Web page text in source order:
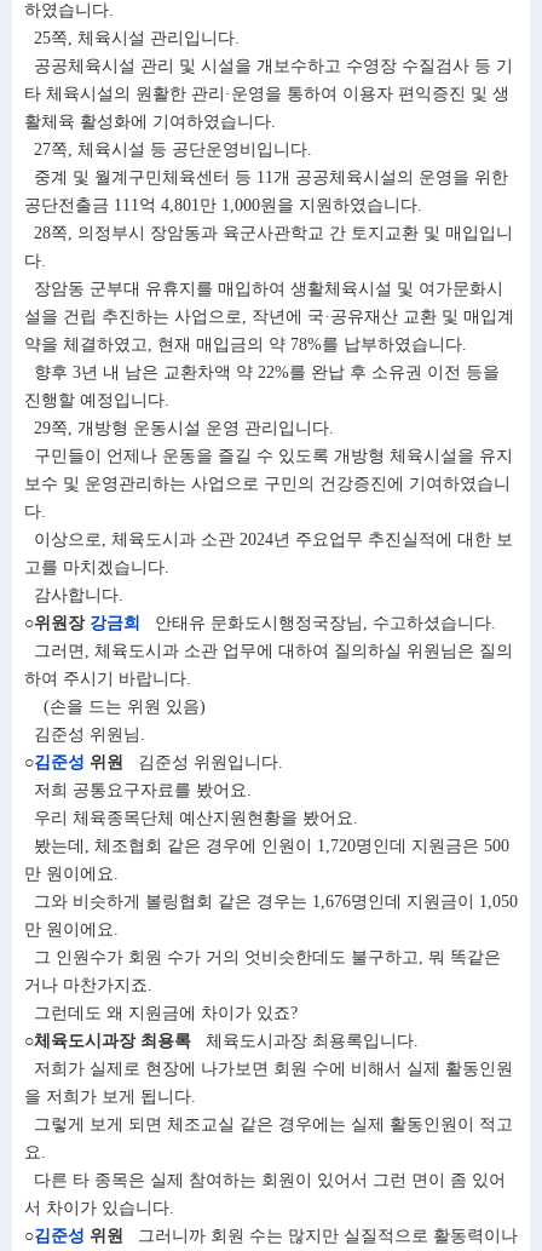
하였습니다.
25쪽, 체육시설 관리입니다.
공공체육시설 관리 및 시설을 개보수하고 수영장 수질검사 등 기
타 체육시설의 원활한 관리·운영을 통하여 이용자 편익증진 및 생
활체육 활성화에 기여하였습니다.
27쪽, 체육시설 등 공단운영비입니다.
중계 및 월계구민체육센터 등 11개 공공체육시설의 운영을 위한
공단전출금 111억 4,801만 1,000원을 지원하였습니다.
28쪽, 의정부시 장암동과 육군사관학교 간 토지교환 및 매입입니
다.
장암동 군부대 유휴지를 매입하여 생활체육시설 및 여가문화시
설을 건립 추진하는 사업으로, 작년에 국·공유재산 교환 및 매입계
약을 체결하였고, 현재 매입금의 약 78%를 납부하였습니다.
향후 3년 내 남은 교환차액 약 22%를 완납 후 소유권 이전 등을
진행할 예정입니다.
29쪽, 개방형 운동시설 운영 관리입니다.
구민들이 언제나 운동을 즐길 수 있도록 개방형 체육시설을 유지
보수 및 운영관리하는 사업으로 구민의 건강증진에 기여하였습니
다.
이상으로, 체육도시과 소관 2024년 주요업무 추진실적에 대한 보
고를 마치겠습니다.
감사합니다.
○위원장 강금희
안태유 문화도시행정국장님, 수고하셨습니다.
그러면, 체육도시과 소관 업무에 대하여 질의하실 위원님은 질의
하여 주시기 바랍니다.
(손을 드는 위원 있음)
김준성 위원님.
○김준성 위원
김준성 위원입니다.
저희 공통요구자료를 봤어요.
우리 체육종목단체 예산지원현황을 봤어요.
봤는데, 체조협회 같은 경우에 인원이 1,720명인데 지원금은 500
만 원이에요.
그와 비슷하게 볼링협회 같은 경우는 1,676명인데 지원금이 1,050
만 원이에요.
그 인원수가 회원 수가 거의 엇비슷한데도 불구하고, 뭐 똑같은
거나 마찬가지죠.
그런데도 왜 지원금에 차이가 있죠?
○체육도시과장 최용록 체육도시과장 최용록입니다.
저희가 실제로 현장에 나가보면 회원 수에 비해서 실제 활동인원
을 저희가 보게 됩니다.
그렇게 보게 되면 체조교실 같은 경우에는 실제 활동인원이 적고
요.
다른 타 종목은 실제 참여하는 회원이 있어서 그런 면이 좀 있어
서 차이가 있습니다.
○김준성 위원 그러니까 회원 수는 많지만 실질적으로 활동력이나